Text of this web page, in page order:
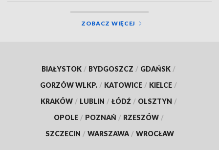
ZOBACZ WIĘCEJ
BIAŁYSTOK / BYDGOSZCZ / GDAŃSK /
GORZÓW WLKP. / KATOWICE / KIELCE /
KRAKÓW / LUBLIN / ŁÓDŹ / OLSZTYN /
OPOLE / POZNAŃ / RZESZÓW /
SZCZECIN / WARSZAWA / WROCŁAW